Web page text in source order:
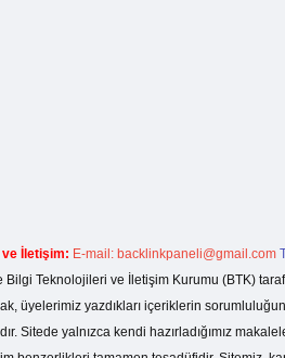
ve İletişim: E-mail: backlinkpaneli@gmail.com
Bilgi Teknolojileri ve İletişim Kurumu (BTK)
üyelerimiz yazdıkları içeriklerin
Sitede yalnızca kendi hazırladığımız